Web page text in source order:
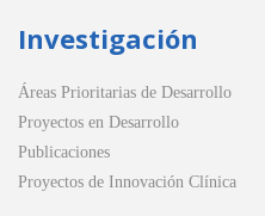
Investigación
Áreas Prioritarias de Desarrollo
Proyectos en Desarrollo
Publicaciones
Proyectos de Innovación Clínica